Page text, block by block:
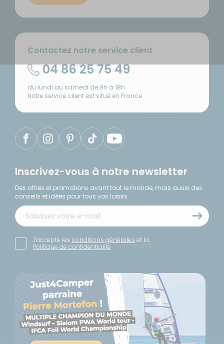
Contactez notre service client
04 86 25 75 49
du lundi au samedi de 9h à 18h
Notre service client est situé en France
Inscrivez-vous à notre newsletter
Des offres et promotions avant tout le monde, mais aussi des
conseils et idées pour tous vos loisirs.
J'accepte les conditions générales et la
Politique de confidentialité